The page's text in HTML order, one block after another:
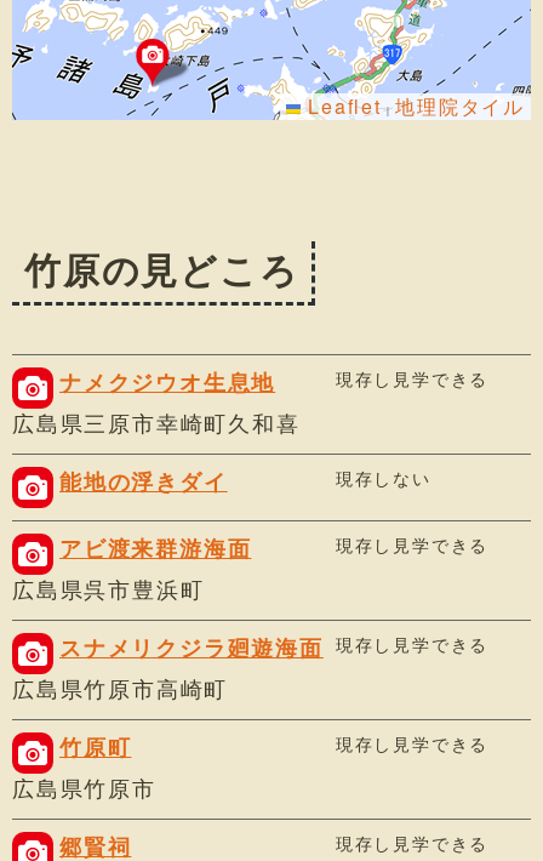
Leaflet | 地理院タイル
竹原の見どころ
ナメクジウオ生息地 現存し見学できる
広島県三原市幸崎町久和喜
能地の浮きダイ 現存しない
アビ渡来群游海面 現存し見学できる
広島県呉市豊浜町
スナメリクジラ廻遊海面 現存し見学できる
広島県竹原市高崎町
竹原町 現存し見学できる
広島県竹原市
郷賢祠 現存し見学できる